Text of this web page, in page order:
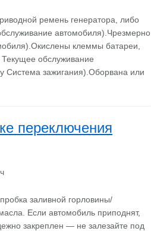
ремень генератора, либо
автомобиля).Чрезмерно
клеммы батареи,
обслуживание
Система зажигания).Оборвана или
переключения
заливной горловины/
Если автомобиль приподнят,
закреплен — не залезайте под